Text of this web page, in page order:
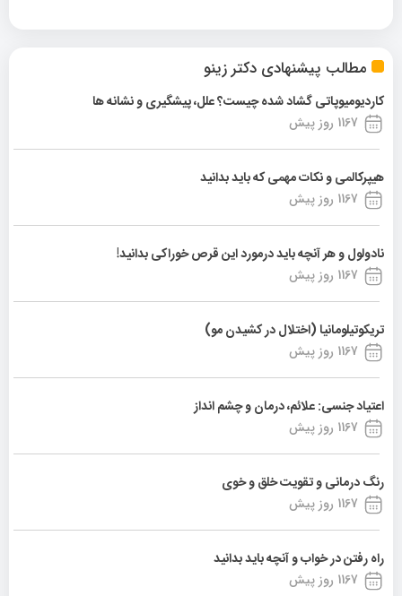
مطالب پیشنهادی دکتر زینو
کاردیومیوپاتی گشاد شده چیست؟ علل، پیشگیری و نشانه ها
1167 روز پیش
هیپرکالمی و نکات مهمی که باید بدانید
1167 روز پیش
نادولول و هر آنچه باید درمورد این قرص خوراکی بدانید!
1167 روز پیش
تریکوتیلومانیا (اختلال در کشیدن مو)
1167 روز پیش
اعتیاد جنسی: علائم، درمان و چشم انداز
1167 روز پیش
رنگ درمانی و تقویت خلق و خوی
1167 روز پیش
راه رفتن در خواب و آنچه باید بدانید
1167 روز پیش